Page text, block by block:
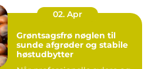
02. Apr
Grøntsagsfrø nøglen til
sunde afgrøder og stabile
høstudbytter